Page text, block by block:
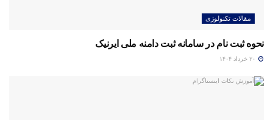
مقالات تکنولوژی
نحوه ثبت نام در سامانه ثبت دامنه ملی ایرنیک